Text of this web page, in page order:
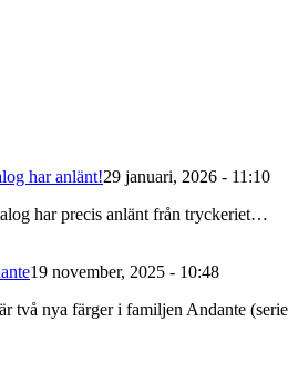
har anlänt!29 januari, 2026 - 11:10
har precis anlänt från tryckeriet…
19 november, 2025 - 10:48
två nya färger i familjen Andante (serie